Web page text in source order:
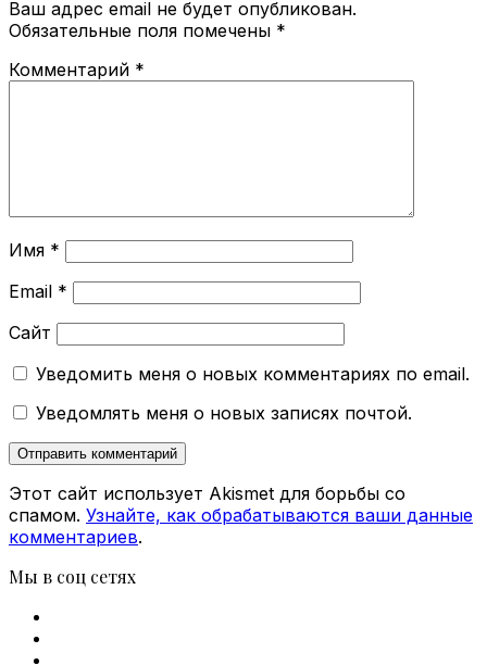
Ваш адрес email не будет опубликован.
Обязательные поля помечены *
Комментарий *
Имя *
Email *
Сайт
Уведомить меня о новых комментариях по email.
Уведомлять меня о новых записях почтой.
Этот сайт использует Akismet для борьбы со
спамом. Узнайте, как обрабатываются ваши данные
комментариев.
Мы в соц сетях